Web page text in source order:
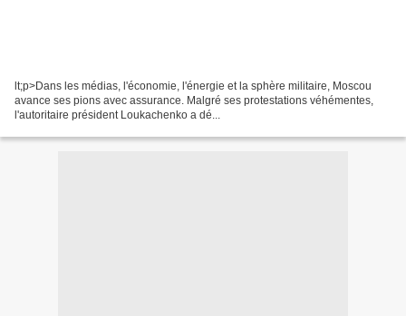
lt;p>Dans les médias, l'économie, l'énergie et la sphère militaire, Moscou
avance ses pions avec assurance. Malgré ses protestations véhémentes,
l'autoritaire président Loukachenko a dé...